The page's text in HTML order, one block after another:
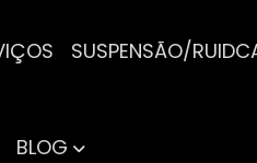
SUSPENSÃO/
BLOG